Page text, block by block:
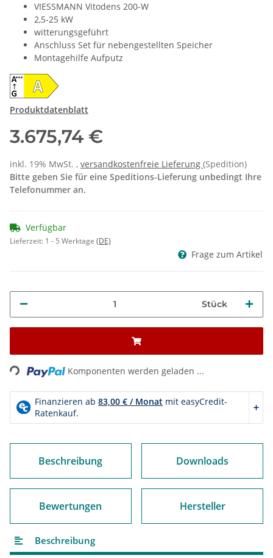
VIESSMANN Vitodens 200-W
2,5-25 kW
witterungsgeführt
Anschluss Set für nebengestellten Speicher
Montagehilfe Aufputz
Produktdatenblatt
3.675,74 €
inkl. 19% MwSt. , versandkostenfreie Lieferung (Spedition)
Bitte geben Sie für eine Speditions-Lieferung unbedingt Ihre
Telefonummer an.
Verfügbar
Lieferzeit: 1 - 5 Werktage (DE)
Frage zum Artikel
Stück
Loading... Komponenten werden geladen ...
Beschreibung Downloads
Bewertungen Hersteller
Beschreibung